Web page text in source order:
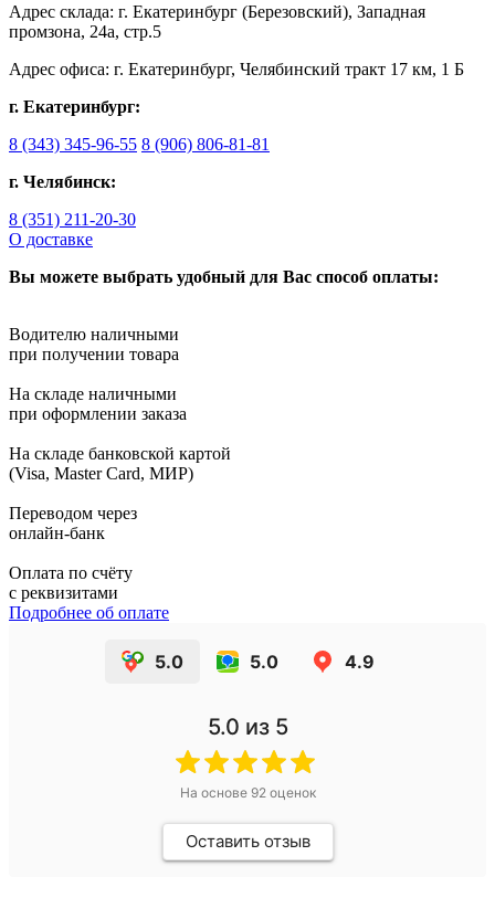
Адрес склада: г. Екатеринбург (Березовский), Западная
промзона, 24а, стр.5
Адрес офиса: г. Екатеринбург, Челябинский тракт 17 км, 1 Б
г. Екатеринбург:
8 (343) 345-96-55 8 (906) 806-81-81
г. Челябинск:
8 (351) 211-20-30
О доставке
Вы можете выбрать удобный для Вас способ оплаты:
Водителю наличными
при получении товара
На складе наличными
при оформлении заказа
На складе банковской картой
(Visa, Master Card, МИР)
Переводом через
онлайн-банк
Оплата по счёту
с реквизитами
Подробнее об оплате
5.0 5.0 4.9
5.0 из 5
На основе 92 оценок
Оставить отзыв